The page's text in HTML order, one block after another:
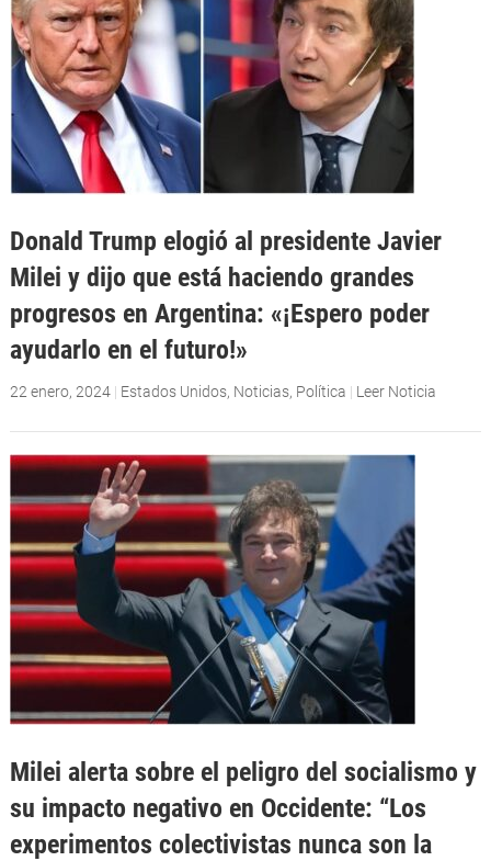
Donald Trump elogió al presidente Javier
Milei y dijo que está haciendo grandes
progresos en Argentina: «¡Espero poder
ayudarlo en el futuro!»
22 enero, 2024| Estados Unidos, Noticias, Política | Leer Noticia
Milei alerta sobre el peligro del socialismo y
su impacto negativo en Occidente: “Los
experimentos colectivistas nunca son la